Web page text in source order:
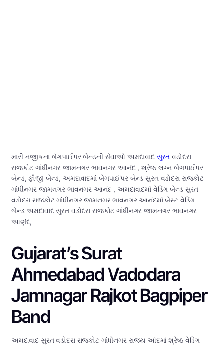
મારી નજીકના બેગપાઈપર બેન્ડની સેવાઓ અમદાવાદ સુરત વડોદરા
રાજકોટ ગાંધીનગર જામનગર ભાવનગર આનંદ , શ્રેષ્ઠ લગ્ન બેગપાઈપર
બેન્ડ, ફૌજી બેન્ડ, અમદાવાદમાં બેગપાઈપર બેન્ડ સુરત વડોદરા રાજકોટ
ગાંધીનગર જામનગર ભાવનગર આનંદ , અમદાવાદમાં વેડિંગ બેન્ડ સુરત
વડોદરા રાજકોટ ગાંધીનગર જામનગર ભાવનગર આનંદમાં બેસ્ટ વેડિંગ
બેન્ડ અમદાવાદ સુરત વડોદરા રાજકોટ ગાંધીનગર જામનગર ભાવનગર
આણંદ,
Gujarat’s Surat
Ahmedabad Vadodara
Jamnagar Rajkot Bagpiper
Band
અમદાવાદ સુરત વડોદરા રાજકોટ ગાંધીનગર રાજ્ય આંદમાં શ્રેષ્ઠ વેડિંગ